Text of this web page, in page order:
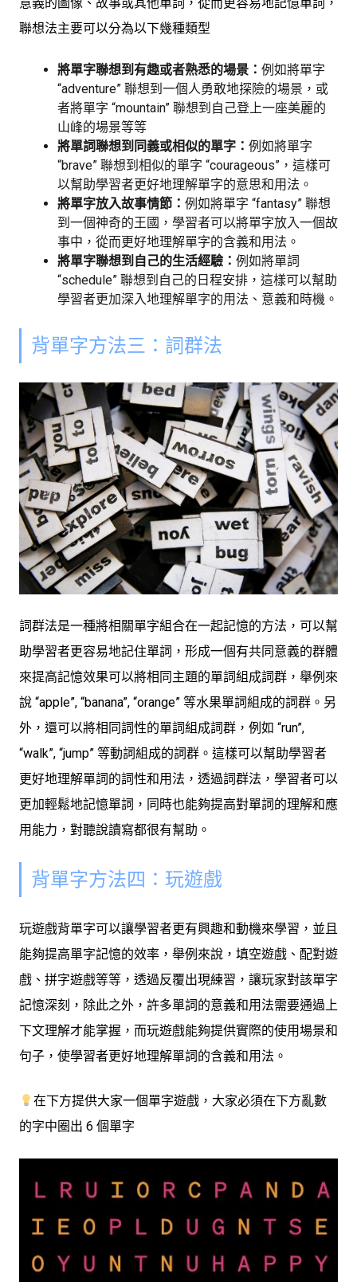
聯想法主要可以分為以下幾種類型
將單字聯想到有趣或者熟悉的場景： 例如將單字
“adventure” 聯想到一個人勇敢地探險的場景，或
者將單字 “mountain” 聯想到自己登上一座美麗的
山峰的場景等等
將單詞聯想到同義或相似的單字： 例如將單字
“brave” 聯想到相似的單字 “courageous”，這樣可
以幫助學習者更好地理解單字的意思和用法。
將單字放入故事情節： 例如將單字 “fantasy” 聯想
到一個神奇的王國，學習者可以將單字放入一個故
事中，從而更好地理解單字的含義和用法。
將單字聯想到自己的生活經驗： 例如將單詞
“schedule” 聯想到自己的日程安排，這樣可以幫助
學習者更加深入地理解單字的用法、意義和時機。
背單字方法三：詞群法
詞群法是一種將相關單字組合在一起記憶的方法，可以幫
助學習者更容易地記住單詞，形成一個有共同意義的群體
來提高記憶效果可以將相同主題的單詞組成詞群，舉例來
說 “apple”, “banana”, “orange” 等水果單詞組成的詞群。另
外，還可以將相同詞性的單詞組成詞群，例如 “run”,
“walk”, “jump” 等動詞組成的詞群。這樣可以幫助學習者
更好地理解單詞的詞性和用法，透過詞群法，學習者可以
更加輕鬆地記憶單詞，同時也能夠提高對單詞的理解和應
用能力，對聽說讀寫都很有幫助。
背單字方法四：玩遊戲
玩遊戲背單字可以讓學習者更有興趣和動機來學習，並且
能夠提高單字記憶的效率，舉例來說，填空遊戲、配對遊
戲、拼字遊戲等等，透過反覆出現練習，讓玩家對該單字
記憶深刻，除此之外，許多單詞的意義和用法需要通過上
下文理解才能掌握，而玩遊戲能夠提供實際的使用場景和
句子，使學習者更好地理解單詞的含義和用法。
在下方提供大家一個單字遊戲，大家必須在下方亂數
的字中圈出 6 個單字